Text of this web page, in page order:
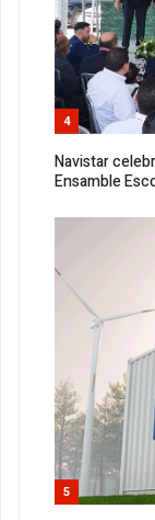
4
Navistar
Ensamble
5